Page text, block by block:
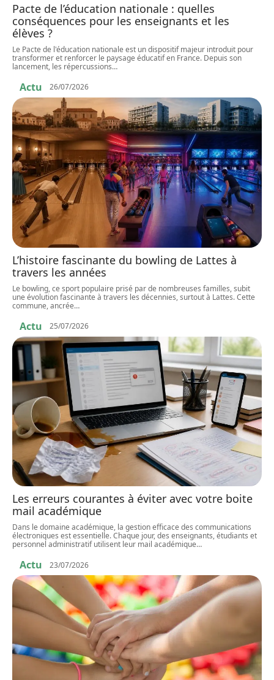
Pacte de l’éducation nationale : quelles
conséquences pour les enseignants et les
élèves ?
Le Pacte de l'éducation nationale est un dispositif majeur introduit pour
transformer et renforcer le paysage éducatif en France. Depuis son
lancement, les répercussions…
Actu 26/07/2026
L’histoire fascinante du bowling de Lattes à
travers les années
Le bowling, ce sport populaire prisé par de nombreuses familles, subit
une évolution fascinante à travers les décennies, surtout à Lattes. Cette
commune, ancrée…
Actu 25/07/2026
Les erreurs courantes à éviter avec votre boite
mail académique
Dans le domaine académique, la gestion efficace des communications
électroniques est essentielle. Chaque jour, des enseignants, étudiants et
personnel administratif utilisent leur mail académique…
Actu 23/07/2026